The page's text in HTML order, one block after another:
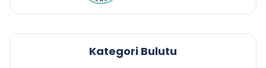
Kategori Bulutu